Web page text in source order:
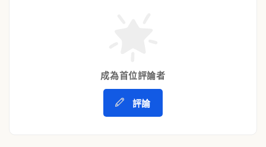
成為首位評論者
評論